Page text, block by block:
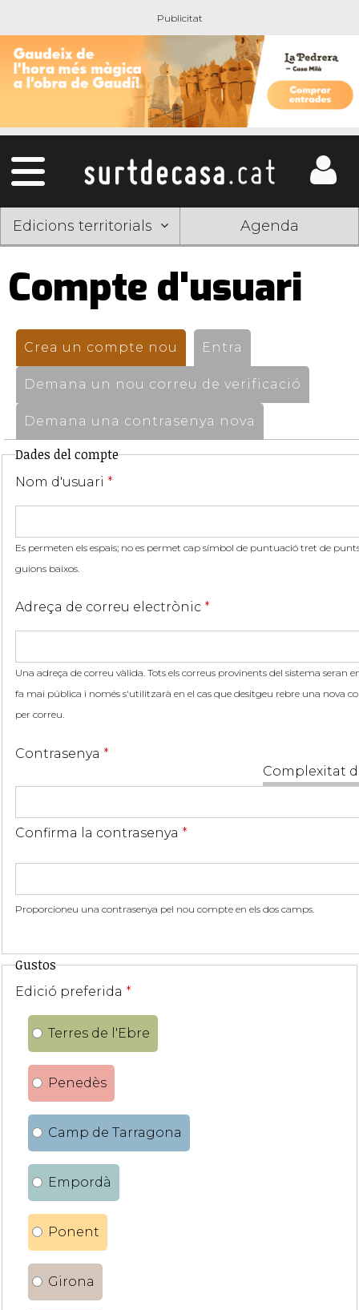
Edicions territorials Agenda
Compte d'usuari
Pestanyes
primàries
Crea un compte nou (pestanya activa)
Entra
Demana un nou correu de verificació
Demana una contrasenya nova
Dades del compte
Nom d'usuari *
Es permeten els espais; no es permet cap símbol de puntuació tret de
guions baixos.
Adreça de correu electrònic *
Una adreça de correu vàlida. Tots els correus provinents del sistema seran
fa mai pública i només s'utilitzarà en el cas que desitgeu rebre una nova
per correu.
Complexitat
Contrasenya *
Confirma la contrasenya *
Proporcioneu una contrasenya pel nou compte en els dos camps.
Gustos
Edició preferida *
Terres de l'Ebre
Penedès
Camp de Tarragona
Empordà
Ponent
Girona